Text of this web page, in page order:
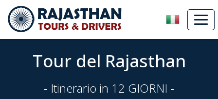
Tour del Rajasthan
- Itinerario in 12 GIORNI -